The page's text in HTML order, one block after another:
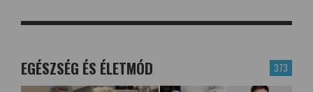
373
EGÉSZSÉG ÉS ÉLETMÓD